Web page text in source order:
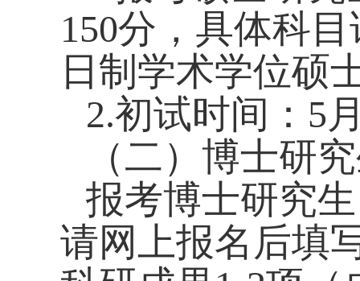
150分，具体科
日制学术学位硕
2.初试时间： 5
（二）博士研
报考博士研究
请网上报名后填